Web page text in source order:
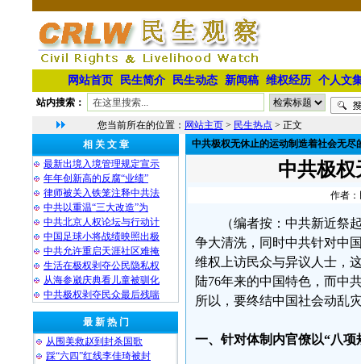
网站首页 民生简介 民生动态 新闻稿 维权经历 个人文
站内搜索：
您当前所在的位置： 网站主页 > 民生热点 > 正文
相 关 文 章
最新出境入境管理规定宣示
年年创新高的反腐“业绩”
律师被关入铁笼注释中共法
中共以重温“三大改造”为
中共北京人权论坛与行动计
中国足球小将战绩映照出极
中共允许重启天涯社区难掩
生活在极权剥夺公民隐私权
从海参崴庆典看儿童被驯化
中共极权剥夺民众最后残喘
最 新 热 门
从围美救赵到封杀国歌
踩“六四”红线李佳琦被封
中共极权无休止的运动制造着社会无尽
中共极
作者：
（编者按：中共新近祭
争大清洗，同时中共针对中
维权上访民众与异议人士，
陆76年来的中国特色，而中
所以，要终结中国社会动乱
一、针对体制内官僚以“八项